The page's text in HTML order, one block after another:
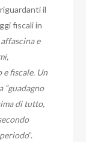
il
fiscali in
e
fiscale. Un
“guadagno
di tutto,
”.